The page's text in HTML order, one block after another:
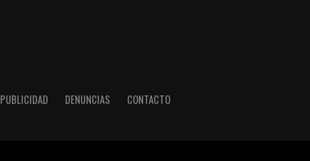
PUBLICIDAD DENUNCIAS CONTACTO